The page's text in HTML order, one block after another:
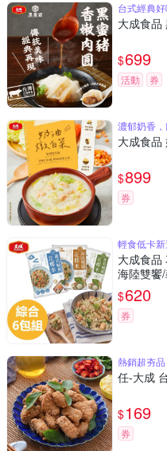
台式經典
大成食品
$699
活動 券
濃郁奶香
大成食品
$899
券
輕食低卡
大成食品
海陸雙饗
$620
券
熱銷超夯品
任-大成
$169
券